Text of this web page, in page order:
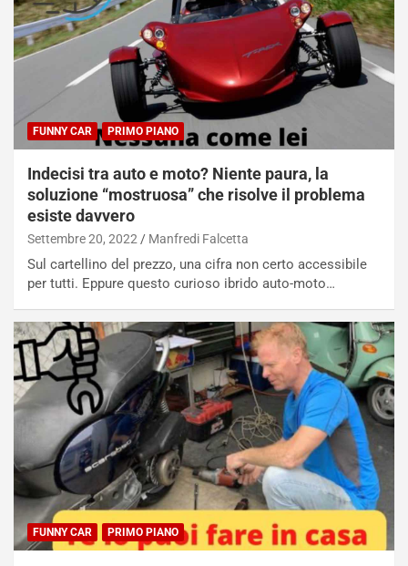
FUNNY CAR PRIMO PIANO
Indecisi tra auto e moto? Niente paura, la
soluzione “mostruosa” che risolve il problema
esiste davvero
Settembre 20, 2022 Manfredi Falcetta
Sul cartellino del prezzo, una cifra non certo accessibile
per tutti. Eppure questo curioso ibrido auto-moto…
FUNNY CAR PRIMO PIANO